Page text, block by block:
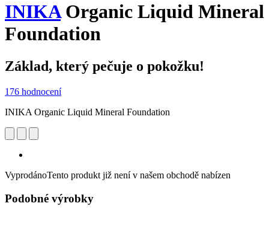
INIKAOrganic Liquid Mineral
Foundation
Základ, který pečuje o pokožku!
176 hodnocení
INIKA Organic Liquid Mineral Foundation
VyprodánoTento produkt již není v našem obchodě nabízen
Podobné výrobky